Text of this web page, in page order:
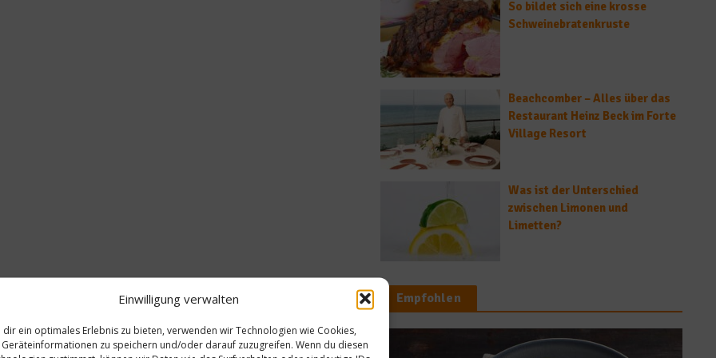
Einwilligung verwalten
dir ein optimales Erlebnis zu bieten, verwenden wir Technologien wie Cookies,
Geräteinformationen zu speichern und/oder darauf zuzugreifen. Wenn du diesen
So bildet sich eine krosse
Schweinebratenkruste
Beachcomber – Alles über das
Restaurant Heinz Beck im Forte
Village Resort
Was ist der Unterschied
zwischen Limonen und
Limetten?
Empfohlen
gesunde Ernährung